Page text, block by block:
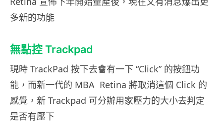
多新的功能
無點控 Trackpad
現時 TrackPad 按下去會有一下 “Click” 的按鈕功
能，而新一代的 MBA Retina 將取消這個 Click 的
感覺，新 Trackpad 可分辦用家壓力的大小去判定
是否有壓下